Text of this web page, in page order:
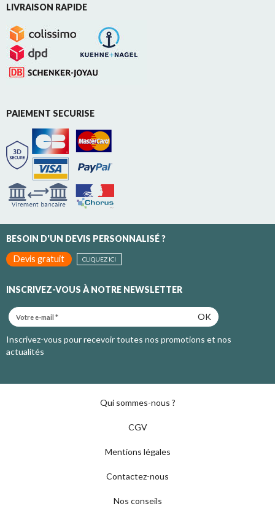
LIVRAISON RAPIDE
PAIEMENT SECURISE
BESOIN D'UN DEVIS PERSONNALISÉ ?
Devis gratuit
CLIQUEZ ICI
INSCRIVEZ-VOUS À NOTRE NEWSLETTER
OK
Inscrivez-vous pour recevoir toutes nos promotions et nos
actualités
Qui sommes-nous ?
CGV
Mentions légales
Contactez-nous
Nos conseils